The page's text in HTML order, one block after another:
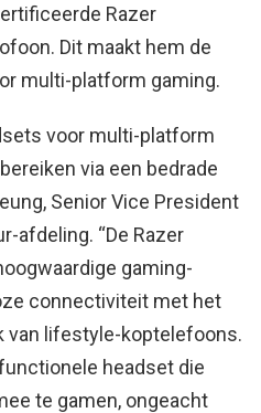
Razer
Dit maakt hem de
multi-platform gaming.
voor multi-platform
via een bedrade
Senior Vice President
afdeling. “De Razer
gaming-
connectiviteit met het
van lifestyle-koptelefoons.
headset die
te gamen, ongeacht